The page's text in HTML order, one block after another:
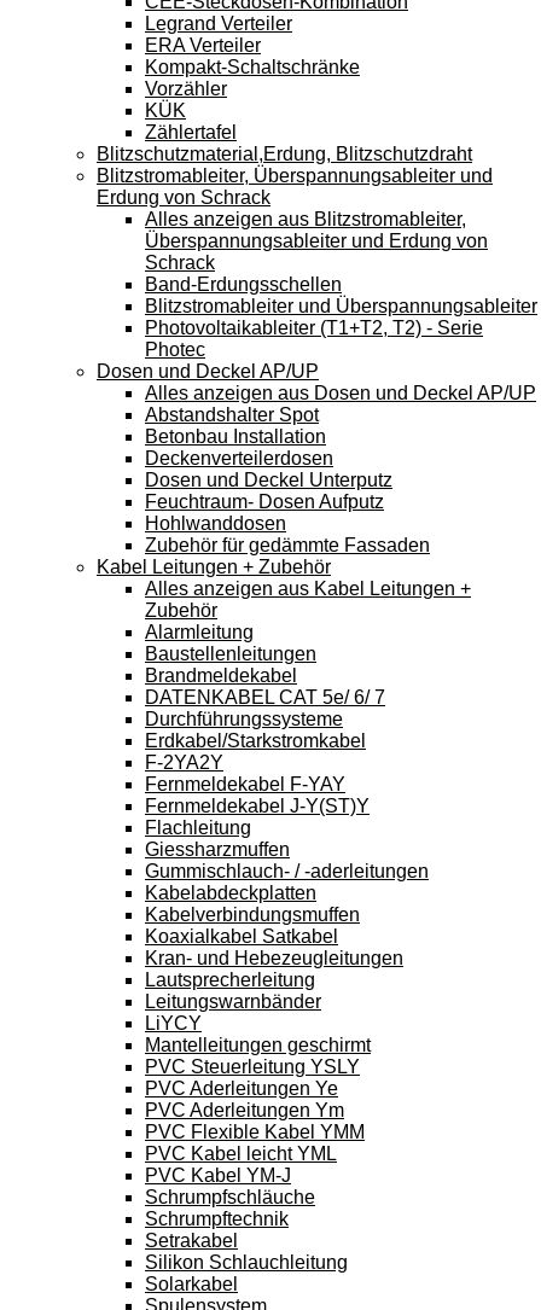
Legrand Verteiler
ERA Verteiler
Kompakt-Schaltschränke
Vorzähler
KÜK
Zählertafel
Blitzschutzmaterial,Erdung, Blitzschutzdraht
Blitzstromableiter, Überspannungsableiter und
Erdung von Schrack
Alles anzeigen aus Blitzstromableiter,
Überspannungsableiter und Erdung von
Schrack
Band-Erdungsschellen
Blitzstromableiter und Überspannungsableiter
Photovoltaikableiter (T1+T2, T2) - Serie
Photec
Dosen und Deckel AP/UP
Alles anzeigen aus Dosen und Deckel AP/UP
Abstandshalter Spot
Betonbau Installation
Deckenverteilerdosen
Dosen und Deckel Unterputz
Feuchtraum- Dosen Aufputz
Hohlwanddosen
Zubehör für gedämmte Fassaden
Kabel Leitungen + Zubehör
Alles anzeigen aus Kabel Leitungen +
Zubehör
Alarmleitung
Baustellenleitungen
Brandmeldekabel
DATENKABEL CAT 5e/ 6/ 7
Durchführungssysteme
Erdkabel/Starkstromkabel
F-2YA2Y
Fernmeldekabel F-YAY
Fernmeldekabel J-Y(ST)Y
Flachleitung
Giessharzmuffen
Gummischlauch- / -aderleitungen
Kabelabdeckplatten
Kabelverbindungsmuffen
Koaxialkabel Satkabel
Kran- und Hebezeugleitungen
Lautsprecherleitung
Leitungswarnbänder
LiYCY
Mantelleitungen geschirmt
PVC Steuerleitung YSLY
PVC Aderleitungen Ye
PVC Aderleitungen Ym
PVC Flexible Kabel YMM
PVC Kabel leicht YML
PVC Kabel YM-J
Schrumpfschläuche
Schrumpftechnik
Setrakabel
Silikon Schlauchleitung
Solarkabel
Spulensystem